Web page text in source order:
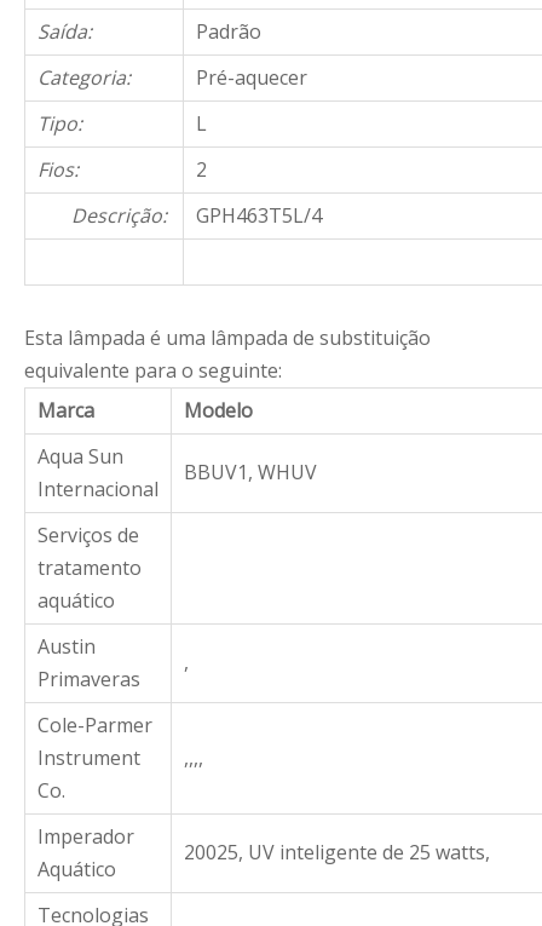
Saída:
Padrão
Categoria:
Pré-aquecer
Tipo:
L
Fios:
2
Descrição:
GPH463T5L/4
Esta lâmpada é uma lâmpada de substituição
equivalente para o seguinte:
Marca
Modelo
Aqua Sun
Internacional
BBUV1, WHUV
Serviços de
tratamento
aquático
Austin
Primaveras
,
Cole-Parmer
Instrument
Co.
,,,,
Imperador
Aquático
20025, UV inteligente de 25 watts,
Tecnologias